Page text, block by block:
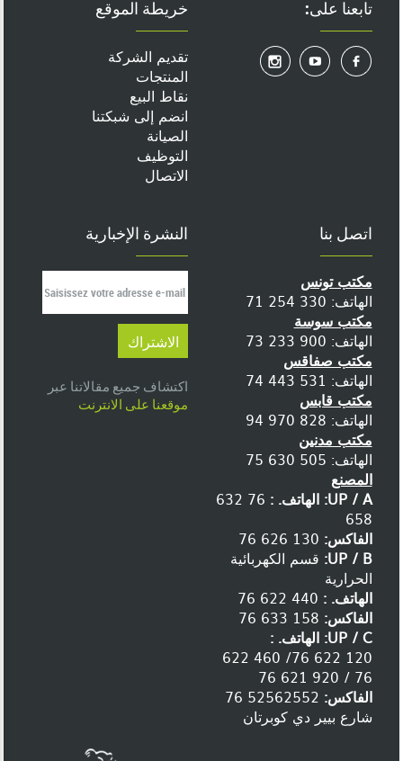
تابعنا على: خريطة الموقع
تقديم الشركة
المنتجات
نقاط البيع
انضم إلى شبكتنا
الصيانة
التوظيف
الاتصال
اتصل بنا
مكتب تونس
الهاتف: 330 254 71
مكتب سوسة
الهاتف: 900 233 73
مكتب صفاقس
الهاتف: 531 443 74
مكتب قابس
الهاتف: 828 970 94
مكتب مدنين
الهاتف: 505 630 75
المصنع
UP / A: الهاتف. :
76 632
658
الفاكس:
UP / B: قسم الكهربائية
الحرارية
الهاتف. :
الفاكس:
UP / C: الهاتف. :
120 622 76/ 460 622
76 / 920 621 76
الفاكس:
شارع بيير دي كوبرتان
النشرة الإخبارية
اكتشاف جميع مقالاتنا عبر
موقعنا على الانترنت